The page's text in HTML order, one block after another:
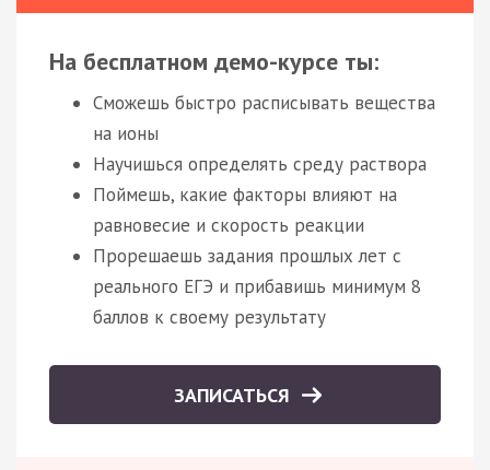
На бесплатном демо-курсе ты:
Сможешь быстро расписывать вещества
на ионы
Научишься определять среду раствора
Поймешь, какие факторы влияют на
равновесие и скорость реакции
Прорешаешь задания прошлых лет с
реального ЕГЭ и прибавишь минимум 8
баллов к своему результату
ЗАПИСАТЬСЯ